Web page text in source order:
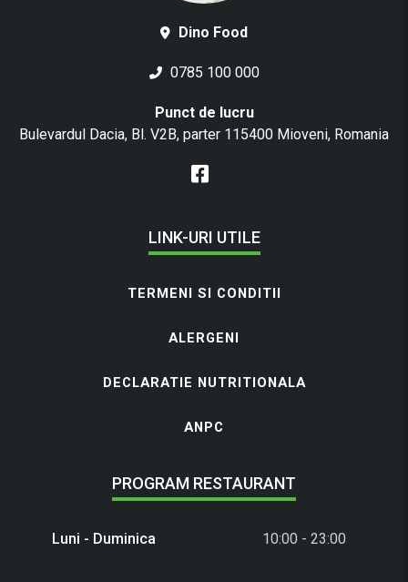
Dino Food
0785 100 000
Punct de lucru
Bulevardul Dacia, Bl. V2B, parter 115400 Mioveni, Romania
LINK-URI UTILE
TERMENI SI CONDITII
ALERGENI
DECLARATIE NUTRITIONALA
ANPC
PROGRAM RESTAURANT
Luni - Duminica 10:00 - 23:00